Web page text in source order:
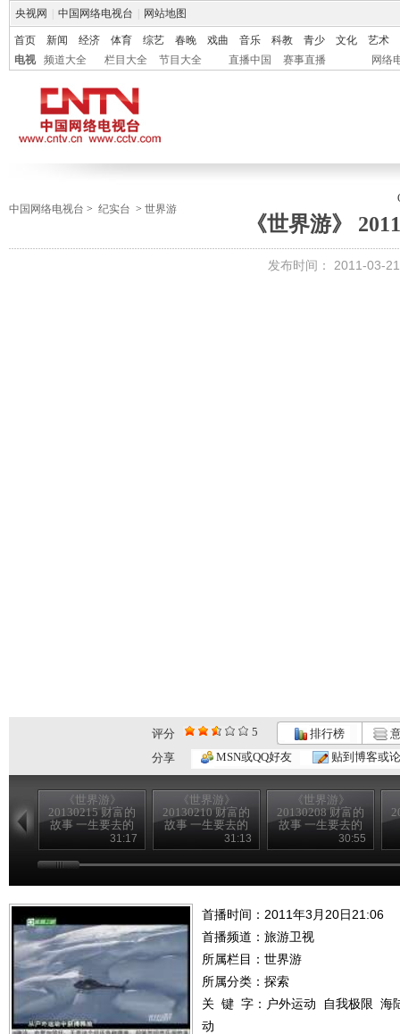
央视网 中国网络电视台 网站地图
首页 新闻 经济 体育 综艺 春晚 戏曲 音乐 科教 青少 文化
艺术
电视
频道大全 栏目大全 节目大全 直播中国 赛事直播 网络
中国网络电视台 > 纪实台 > 世界游
《世界游》
发布时间： 2011-03-
评分 5 排行榜
分享
MSN或QQ好友 贴到博客或
《世界游》
20130215 财富的
故事 一生要去的
31:17
《世界游》
20130210 财富的
故事 一生要去的
31:13
《世界游》
20130208 财富的
故事 一生要去的
30:55
首播时间：2011年3月20日21:06
首播频道： 旅游卫视
所属栏目： 世界游
所属分类：探索
关 键 字： 户外运动 自我极限 海
动